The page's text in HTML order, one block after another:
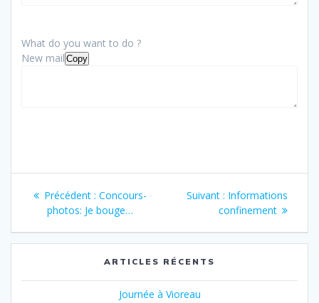
What do you want to do ?
New mail Copy
Navigation
l’article
Précédent : Article
précédent
Concours-
photos: Je bouge…
Suivant : Article
suivant
Informations
confinement
ARTICLES RÉCENTS
Journée à Vioreau